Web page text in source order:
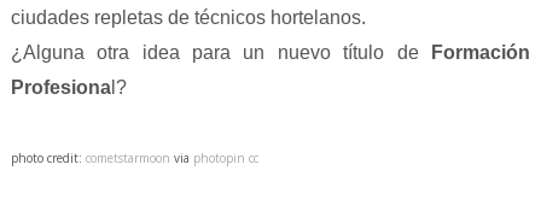
ciudades repletas de técnicos hortelanos.
¿Alguna otra idea para un nuevo título de
Formación
Profesional?
photo credit: cometstarmoon via photopin cc